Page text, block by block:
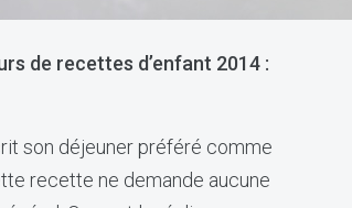
de recettes d’enfant 2014 :
son déjeuner préféré comme
recette ne demande aucune